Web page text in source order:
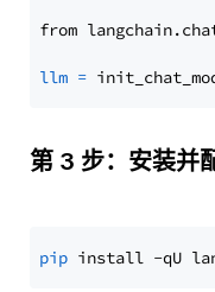
from
llm =
第 3 步：安装并
pip